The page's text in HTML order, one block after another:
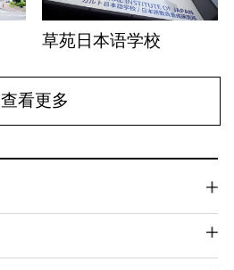
草苑日本语学校
查看更多